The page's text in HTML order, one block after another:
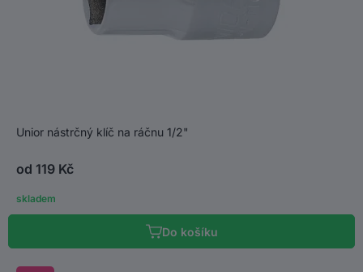
Do košíku
Unior nástrčný klíč na ráčnu 1/2"
od 119 Kč
skladem